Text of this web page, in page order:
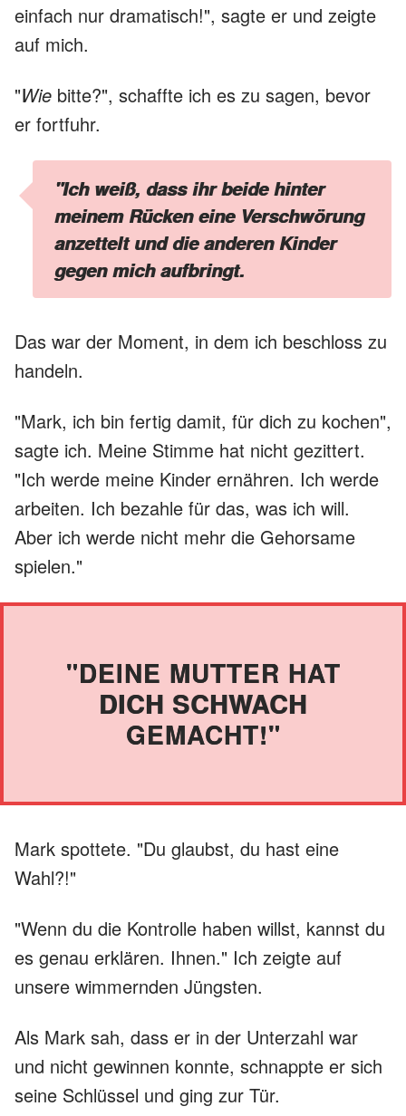
einfach nur dramatisch!", sagte er und zeigte
auf mich.
"Wie bitte?", schaffte ich es zu sagen, bevor
er fortfuhr.
"Ich weiß, dass ihr beide hinter
meinem Rücken eine Verschwörung
anzettelt und die anderen Kinder
gegen mich aufbringt.
Das war der Moment, in dem ich beschloss zu
handeln.
"Mark, ich bin fertig damit, für dich zu kochen",
sagte ich. Meine Stimme hat nicht gezittert.
"Ich werde meine Kinder ernähren. Ich werde
arbeiten. Ich bezahle für das, was ich will.
Aber ich werde nicht mehr die Gehorsame
spielen."
"DEINE MUTTER HAT
DICH SCHWACH
GEMACHT!"
Mark spottete. "Du glaubst, du hast eine
Wahl?!"
"Wenn du die Kontrolle haben willst, kannst du
es genau erklären. Ihnen." Ich zeigte auf
unsere wimmernden Jüngsten.
Als Mark sah, dass er in der Unterzahl war
und nicht gewinnen konnte, schnappte er sich
seine Schlüssel und ging zur Tür.